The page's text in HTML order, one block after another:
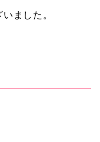
ました。